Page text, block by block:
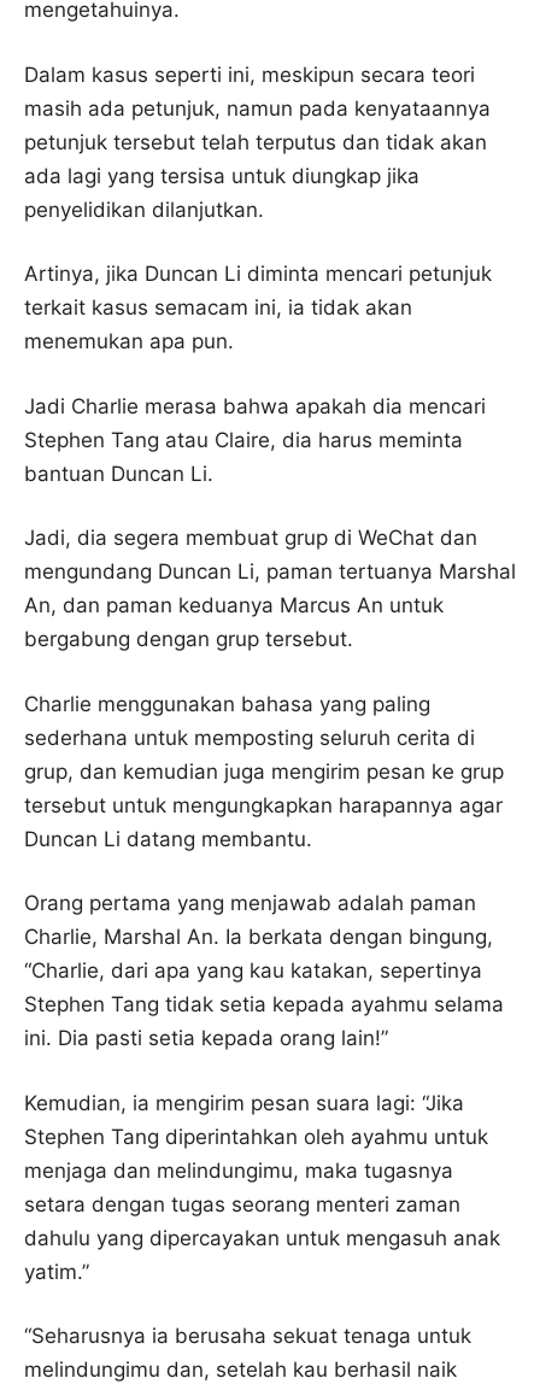
mengetahuinya.
Dalam kasus seperti ini, meskipun secara teori
masih ada petunjuk, namun pada kenyataannya
petunjuk tersebut telah terputus dan tidak akan
ada lagi yang tersisa untuk diungkap jika
penyelidikan dilanjutkan.
Artinya, jika Duncan Li diminta mencari petunjuk
terkait kasus semacam ini, ia tidak akan
menemukan apa pun.
Jadi Charlie merasa bahwa apakah dia mencari
Stephen Tang atau Claire, dia harus meminta
bantuan Duncan Li.
Jadi, dia segera membuat grup di WeChat dan
mengundang Duncan Li, paman tertuanya Marshal
An, dan paman keduanya Marcus An untuk
bergabung dengan grup tersebut.
Charlie menggunakan bahasa yang paling
sederhana untuk memposting seluruh cerita di
grup, dan kemudian juga mengirim pesan ke grup
tersebut untuk mengungkapkan harapannya agar
Duncan Li datang membantu.
Orang pertama yang menjawab adalah paman
Charlie, Marshal An. Ia berkata dengan bingung,
“Charlie, dari apa yang kau katakan, sepertinya
Stephen Tang tidak setia kepada ayahmu selama
ini. Dia pasti setia kepada orang lain!”
Kemudian, ia mengirim pesan suara lagi: “Jika
Stephen Tang diperintahkan oleh ayahmu untuk
menjaga dan melindungimu, maka tugasnya
setara dengan tugas seorang menteri zaman
dahulu yang dipercayakan untuk mengasuh anak
yatim.”
“Seharusnya ia berusaha sekuat tenaga untuk
melindungimu dan, setelah kau berhasil naik